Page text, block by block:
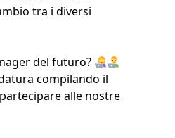
tra i diversi
del futuro?
compilando il
alle nostre